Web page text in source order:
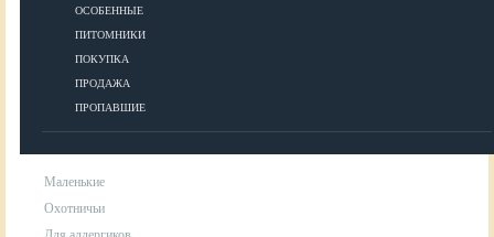
ОСОБЕННЫЕ
ПИТОМНИКИ
ПОКУПКА
ПРОДАЖА
ПРОПАВШИЕ
Уход за шерстью
Аксессуары для ухода за собакой
Маленькие
Охотничьи